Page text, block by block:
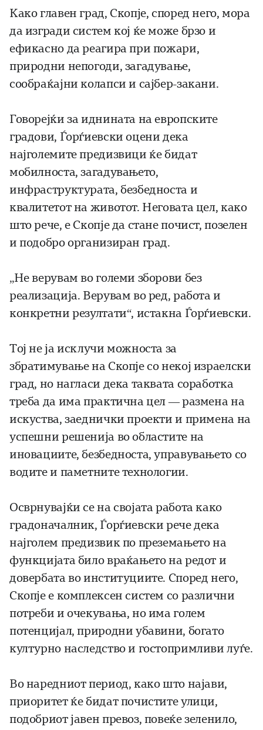
Како главен град, Скопје, според него, мора
да изгради систем кој ќе може брзо и
ефикасно да реагира при пожари,
природни непогоди, загадување,
сообраќајни колапси и сајбер-закани.
Говорејќи за иднината на европските
градови, Ѓорѓиевски оцени дека
најголемите предизвици ќе бидат
мобилноста, загадувањето,
инфраструктурата, безбедноста и
квалитетот на животот. Неговата цел, како
што рече, е Скопје да стане почист, позелен
и подобро организиран град.
„Не верувам во големи зборови без
реализација. Верувам во ред, работа и
конкретни резултати“, истакна Ѓорѓиевски.
Тој не ја исклучи можноста за
збратимување на Скопје со некој израелски
град, но нагласи дека таквата соработка
треба да има практична цел — размена на
искуства, заеднички проекти и примена на
успешни решенија во областите на
иновациите, безбедноста, управувањето со
водите и паметните технологии.
Осврнувајќи се на својата работа како
градоначалник, Ѓорѓиевски рече дека
најголем предизвик по преземањето на
функцијата било враќањето на редот и
довербата во институциите. Според него,
Скопје е комплексен систем со различни
потреби и очекувања, но има голем
потенцијал, природни убавини, богато
културно наследство и гостопримливи луѓе.
Во наредниот период, како што најави,
приоритет ќе бидат почистите улици,
подобриот јавен превоз, повеќе зеленило,